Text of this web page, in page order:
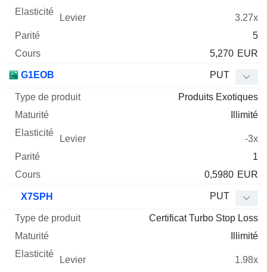
3.27x
5
5,270 EUR
G1EOB PUT
Produits Exotiques
Illimité
-3x
1
0,5980 EUR
X7SPH PUT
Certificat Turbo Stop Loss
Illimité
1.98x